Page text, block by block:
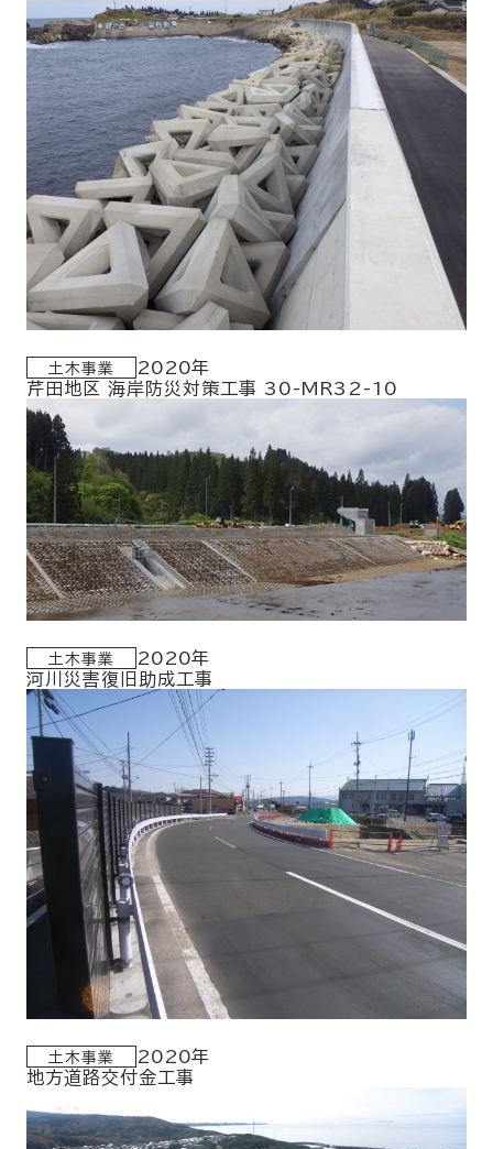
土木事業
2020年
芹田地区 海岸防災対策工事 30-MR32-10
土木事業
2020年
河川災害復旧助成工事
土木事業
2020年
地方道路交付金工事